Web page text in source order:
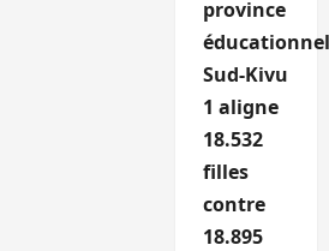
province
Sud-Kivu
1 aligne
18.532
filles
contre
18.895